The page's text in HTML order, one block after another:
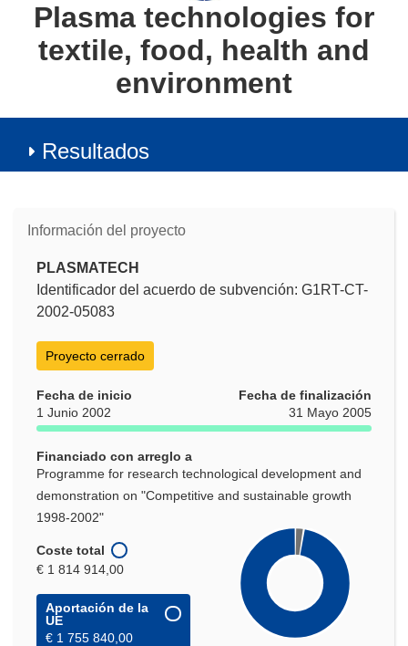
Plasma technologies for
textile, food, health and
environment
Resultados
Información del proyecto
PLASMATECH
Identificador del acuerdo de subvención: G1RT-CT-
2002-05083
Proyecto cerrado
Fecha de inicio
1 Junio 2002
Fecha de finalización
31 Mayo 2005
Financiado con arreglo a
Programme for research technological development and
demonstration on "Competitive and sustainable growth
1998-2002"
Coste total
€ 1 814 914,00
Aportación de la
UE
€ 1 755 840,00